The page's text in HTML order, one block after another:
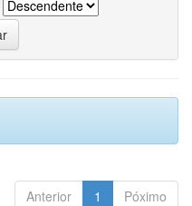
Anterior 1 Póximo